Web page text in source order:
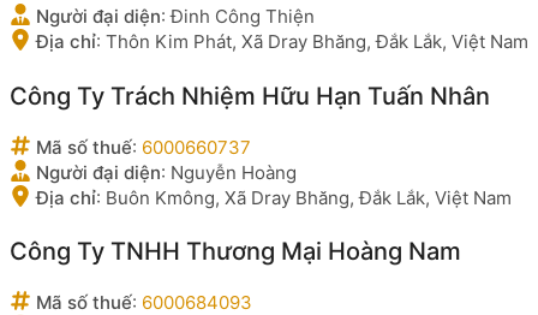
Người đại diện:Đinh Công Thiện
Địa chỉ: Thôn Kim Phát, Xã Dray Bhăng, Đắk Lắk, Việt Nam
Công Ty Trách Nhiệm Hữu Hạn Tuấn Nhân
Mã số thuế: 6000660737
Người đại diện: Nguyễn Hoàng
Địa chỉ: Buôn Kmông, Xã Dray Bhăng, Đắk Lắk, Việt Nam
Công Ty TNHH Thương Mại Hoàng Nam
Mã số thuế: 6000684093